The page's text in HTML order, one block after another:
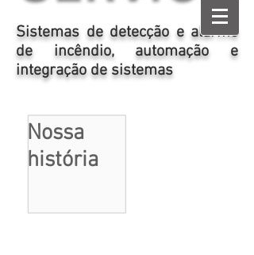
Sistemas de detecção e alarme
de incêndio, automação e
integração de sistemas
Nossa
história